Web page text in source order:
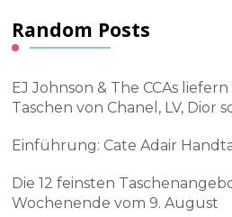
Random Posts
EJ Johnson & The CCAs
Taschen von Chanel, LV, Dior
Einführung: Cate Adair
Die 12 feinsten
Wochenende vom 9. August